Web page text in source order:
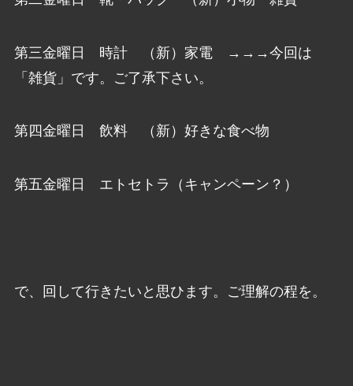
第三金曜日 時計 （新）家電 →→→今回は
「雑貨」です。ご了承下さい。
第四金曜日 飲料 （新）好きな食べ物
第五金曜日 エトセトラ（キャンペーン？）
で、回して行きたいと思ひます。ご理解の程を。